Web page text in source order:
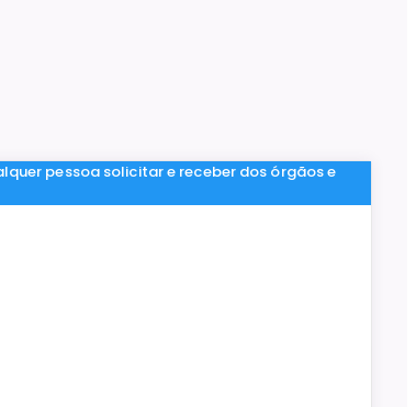
pessoa solicitar e receber dos órgãos e